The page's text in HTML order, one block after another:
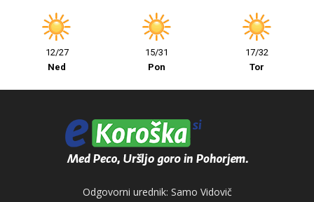
12/27
Ned
15/31
Pon
17/32
Tor
Odgovorni urednik: Samo Vidovič